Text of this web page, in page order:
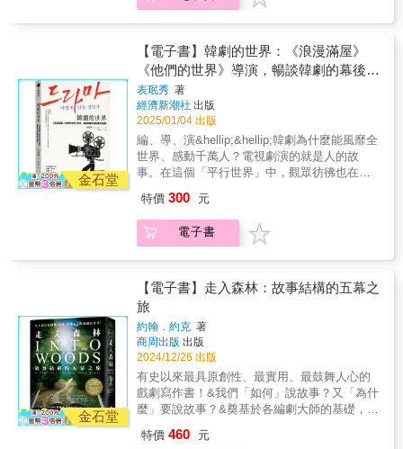
思考及此，就更清楚知道為什麼何懷安團長能
一直堅持到現在。&本書希望記錄這些年來因何
歡劇團而誕生的生命故事，認識這些義無反顧
的劇團工作人員與表演工作者，以及在背後支
持著他們的贊助人與家人，透過文字的書寫呈
現不同服務場域中人事物的真實樣貌，讓我們
有機會重新省思高齡化社會的重要生命議題，
也希望本書付梓能幫助「善」的傳遞，就像團
長常說的，「我們可以用偉大的愛來做些小
事！」而這一件一件的小事就能成就無盡善的
華岡藝術學校校長 丁永慶白金花園酒店董事
長& 白金樹華梵大學校長& 李天任國立臺灣戲
曲學院校長& 李揚國家教育研究院院長& 林從
人員& 林志穎團長好友、何歡劇團贊助人& 陳
少木臺北榮民總醫院院長& 陳威明罕見疾病基
金會執行長 陳冠如粽邪系列《96分鐘》電影監
製& 鄒介中&何歡或許不幸在小小年紀得到了罕
見疾病，但又何其幸運有這樣一個不僅愛她，
還能推己及人發揮大愛的爸爸！如今能透過文
字將這段過往歷史記錄下來也是美事一樁，特
獻上一文給予祝福！&mdash;&mdash;丁永慶
處何種人生階段，你都能在這本書中找到啟發
要，陪病的家屬甚至醫護人員也都有需求，也
因此，何懷安想到可以用自己擅長的表演來滋
養這樣的環境，給予這些人力量，喚起他們對
於生命的熱情和希望，持續保有治療的動力，
於是，何歡劇團在2003年誕生了。&對於曲智
鑛來說，何歡劇團在透過表演與服務對象互動
的歷程本身就是一種療癒。因為藝術就蘊含著
治療的力量，藉由參與表演藝術可以探索自
我、與外界互動，藝術創作的過程就是一場自
我探索、賦能的旅程。美國藝術治療的先驅之
一Edith Kramer認為藝術不僅能夠美化我們的
周遭世界的認知，從而達到情緒的淨化和自我
認知的增強。所有參加者在參與何歡劇團的表
演過程中，自我療癒自然而然地發生，而當表
思考及此，就更清楚知道為什麼何懷安團長能
一直堅持到現在。&本書希望記錄這些年來因何
歡劇團而誕生的生命故事，認識這些義無反顧
的劇團工作人員與表演工作者，以及在背後支
持著他們的贊助人與家人，透過文字的書寫呈
現不同服務場域中人事物的真實樣貌，讓我們
有機會重新省思高齡化社會的重要生命議題，
也希望本書付梓能幫助「善」的傳遞，就像團
長常說的，「我們可以用偉大的愛來做些小
事！」而這一件一件的小事就能成就無盡善的
白色豆腐蛋糕& 影評人吳洛纓& 金鐘編劇李屏
瑤& 作家重點就在括號裡& 影評人陳世杰& 金
鐘編劇、文化大學戲劇系副教授陳慶德& 韓國
文化研究者、《韓味》作者陸玉清& 資深編
劇、華視文教基金會訓練中心主任講師劉奕成&
中信金控科技長膝關節& 台灣影評人協會副理
事長&韓國知名的電視劇導演表珉秀（又譯為表
民洙），他所執導的韓劇在韓國、全亞洲都擁
有高收視率和人氣。他以擅長說故事、明快的
運鏡見長，並能巧妙引導出演員的潛力與演
★台灣第一本由韓國人氣電視劇導演所寫、專
談「韓劇製作」的最完整指南書。★作者以過
去製作過的電視劇（如《謊言》、《傻瓜般的
等），以及知名演員（如宋慧喬、玄彬、李秉
憲、尹汝貞等）為例，讓讀者輕鬆了解內容。
★以淺顯易懂的方式，解釋一些較難的專業術
語。★作者表珉秀導演以他和盧熙京編劇的相
遇、合作經驗，來說明編劇、導演在早期企劃
階段的關鍵角色，以及兩人相知相惜、長達20
年的友情分享。&精彩內容包括：企劃& 是以主
題，還是故事為重？劇本& 主觀vs.客觀、事件
台詞，最重要是眼睛剪輯& 創作的最後階段&身
金石堂
【電子書】韓劇的世界：《浪漫滿屋》
《他們的世界》導演，暢談韓劇的幕後製
作經驗
表珉秀 著
經濟新潮社 出版
2025/01/04 出版
編、導、演&hellip;&hellip;韓劇為什麼能風靡全
世界、感動千萬人？電視劇演的就是人的故
事。在這個「平行世界」中，觀眾彷彿也在裡
免不了「入戲」，跟著劇情歡笑流淚。而施展
魔法的編劇、導演、演員們，又是怎麼想，怎
麼工作的呢？韓劇推手、曾執導過《浪漫滿
白色豆腐蛋糕& 影評人吳洛纓& 金鐘編劇李屏
瑤& 作家重點就在括號裡& 影評人陳世杰& 金
鐘編劇、文化大學戲劇系副教授陳慶德& 韓國
文化研究者、《韓味》作者陸玉清& 資深編
劇、華視文教基金會訓練中心主任講師劉奕成&
中信金控科技長膝關節& 台灣影評人協會副理
事長&韓國知名的電視劇導演表珉秀（又譯為表
民洙），他所執導的韓劇在韓國、全亞洲都擁
有高收視率和人氣。他以擅長說故事、明快的
運鏡見長，並能巧妙引導出演員的潛力與演
特價 300 元
電子書
金石堂
【電子書】走入森林：故事結構的五幕之
旅
約翰．約克 著
商周出版 出版
2024/12/26 出版
有史以來最具原創性、最實用、最鼓舞人心的
戲劇寫作書！&我們「如何」說故事？又「為什
麼」要說故事？&奠基於各編劇大師的基礎，深
劇、作家創作必讀之作，&長據美國Amazon編
特價 460 元